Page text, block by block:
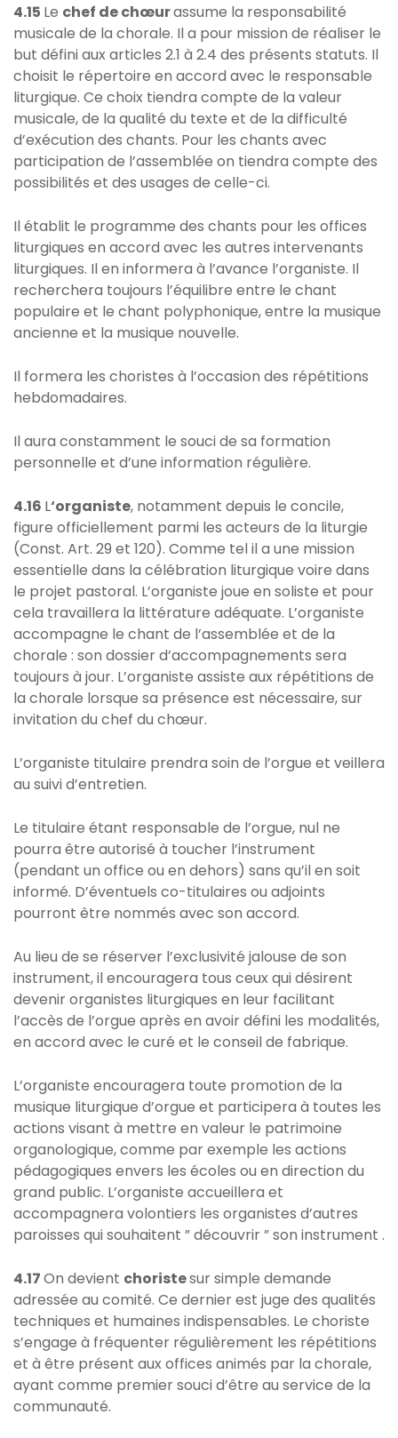
4.15 Le chef de chœurassume la responsabilité
musicale de la chorale. Il a pour mission de réaliser le
but défini aux articles 2.1 à 2.4 des présents statuts. Il
choisit le répertoire en accord avec le responsable
liturgique. Ce choix tiendra compte de la valeur
musicale, de la qualité du texte et de la difficulté
d’exécution des chants. Pour les chants avec
participation de l’assemblée on tiendra compte des
possibilités et des usages de celle-ci.
Il établit le programme des chants pour les offices
liturgiques en accord avec les autres intervenants
liturgiques. Il en informera à l’avance l’organiste. Il
recherchera toujours l’équilibre entre le chant
populaire et le chant polyphonique, entre la musique
ancienne et la musique nouvelle.
Il formera les choristes à l’occasion des répétitions
hebdomadaires.
Il aura constamment le souci de sa formation
personnelle et d’une information régulière.
4.16 L‘organiste, notamment depuis le concile,
figure officiellement parmi les acteurs de la liturgie
(Const. Art. 29 et 120). Comme tel il a une mission
essentielle dans la célébration liturgique voire dans
le projet pastoral. L’organiste joue en soliste et pour
cela travaillera la littérature adéquate. L’organiste
accompagne le chant de l’assemblée et de la
chorale : son dossier d’accompagnements sera
toujours à jour. L’organiste assiste aux répétitions de
la chorale lorsque sa présence est nécessaire, sur
invitation du chef du chœur.
L’organiste titulaire prendra soin de l’orgue et veillera
au suivi d’entretien.
Le titulaire étant responsable de l’orgue, nul ne
pourra être autorisé à toucher l’instrument
(pendant un office ou en dehors) sans qu’il en soit
informé. D’éventuels co-titulaires ou adjoints
pourront être nommés avec son accord.
Au lieu de se réserver l’exclusivité jalouse de son
instrument, il encouragera tous ceux qui désirent
devenir organistes liturgiques en leur facilitant
l’accès de l’orgue après en avoir défini les modalités,
en accord avec le curé et le conseil de fabrique.
L’organiste encouragera toute promotion de la
musique liturgique d’orgue et participera à toutes les
actions visant à mettre en valeur le patrimoine
organologique, comme par exemple les actions
pédagogiques envers les écoles ou en direction du
grand public. L’organiste accueillera et
accompagnera volontiers les organistes d’autres
paroisses qui souhaitent ” découvrir ” son instrument .
4.17On devient choristesur simple demande
adressée au comité. Ce dernier est juge des qualités
techniques et humaines indispensables. Le choriste
s’engage à fréquenter régulièrement les répétitions
et à être présent aux offices animés par la chorale,
ayant comme premier souci d’être au service de la
communauté.